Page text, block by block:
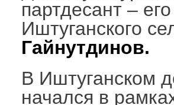
партдесант –
Иштуганского
Гайнутдинов.
В Иштуганском
начался в